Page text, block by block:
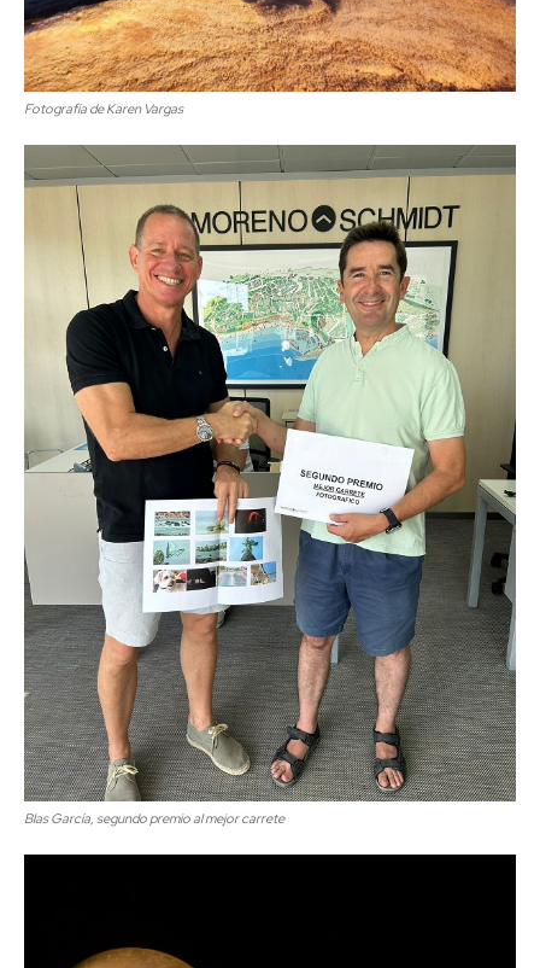
Fotografía de Karen Vargas
Blas García, segundo premio al mejor carrete